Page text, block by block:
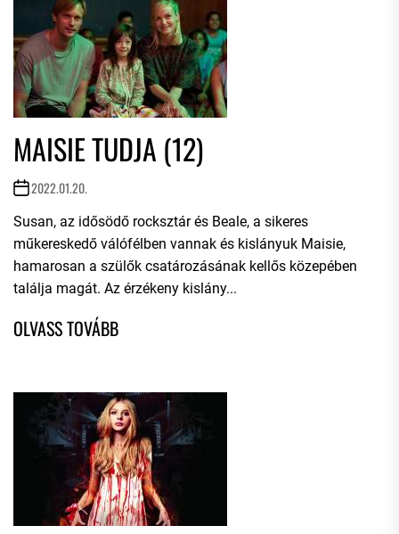
MAISIE TUDJA (12)
2022.01.20.
Susan, az idősödő rocksztár és Beale, a sikeres
műkereskedő válófélben vannak és kislányuk Maisie,
hamarosan a szülők csatározásának kellős közepében
találja magát. Az érzékeny kislány...